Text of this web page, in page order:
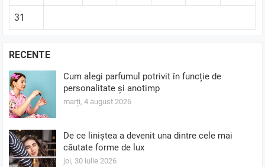
31
RECENTE
Cum alegi parfumul potrivit în funcție de
personalitate și anotimp
marți, 4 august 2026
De ce liniștea a devenit una dintre cele mai
căutate forme de lux
joi, 30 iulie 2026